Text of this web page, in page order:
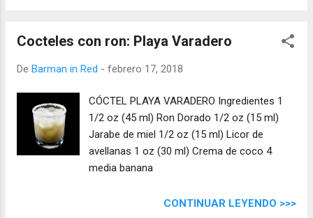
Cocteles con ron: Playa Varadero
De Barman in Red - febrero 17, 2018
CÓCTEL PLAYA VARADERO Ingredientes 1
1/2 oz (45 ml) Ron Dorado 1/2 oz (15 ml)
Jarabe de miel 1/2 oz (15 ml) Licor de
avellanas 1 oz (30 ml) Crema de coco 4
media banana
CONTINUAR LEYENDO >>>